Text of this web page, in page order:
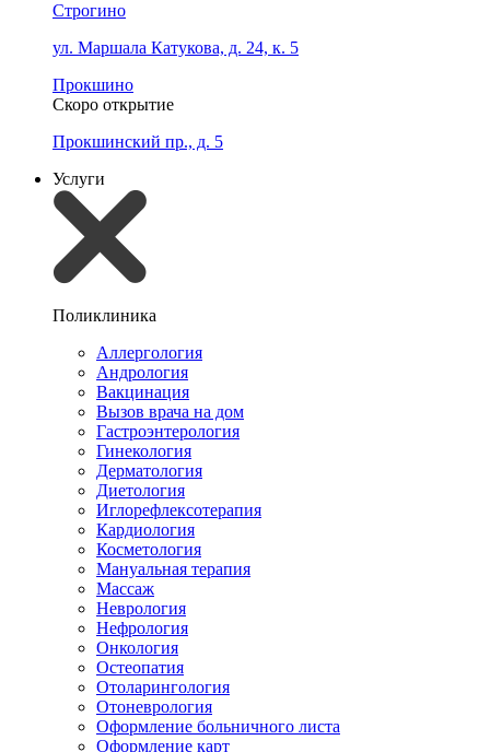
Строгино
ул. Маршала Катукова, д. 24, к. 5
Прокшино
Скоро открытие
Прокшинский пр., д. 5
Услуги
Поликлиника
Аллергология
Андрология
Вакцинация
Вызов врача на дом
Гастроэнтерология
Гинекология
Дерматология
Диетология
Иглорефлексотерапия
Кардиология
Косметология
Мануальная терапия
Массаж
Неврология
Нефрология
Онкология
Остеопатия
Отоларингология
Отоневрология
Оформление больничного листа
Оформление карт